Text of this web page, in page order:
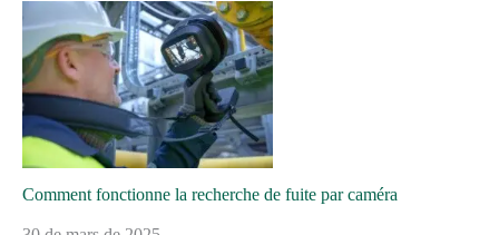
Comment fonctionne la recherche de fuite par caméra